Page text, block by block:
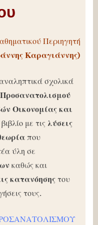
Περιηγητή
Καραγιάννης)
σχολικά
Οικονομίας και
με τις λύσεις
που
ύλη σε
καθώς και
κατανόησης του
τους.